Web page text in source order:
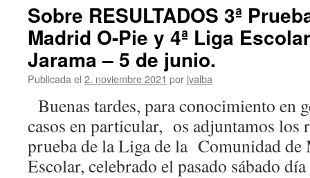
Sobre RESULTADOS 3ª
Madrid O-Pie y 4ª Liga
Jarama – 5 de junio.
Publicada el 2. noviembre 2021 por jvalba
Buenas tardes, para conocimiento en
casos en particular, os adjuntamos los
prueba de la Liga de la Comunidad de
Escolar, celebrado el pasado sábado